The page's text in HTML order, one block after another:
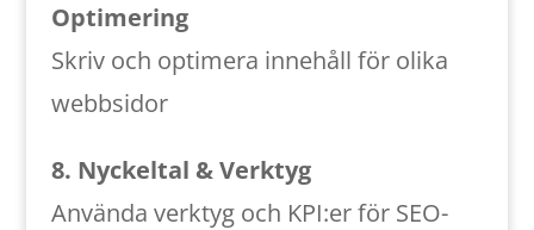
Optimering
Skriv och optimera innehåll för olika
webbsidor
8. Nyckeltal & Verktyg
Använda verktyg och KPI:er för SEO-